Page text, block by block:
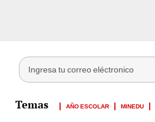
AÑO ESCOLAR MINEDU